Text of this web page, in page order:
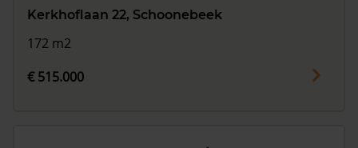
Kerkhoflaan 22, Schoonebeek
172 m2
€ 515.000